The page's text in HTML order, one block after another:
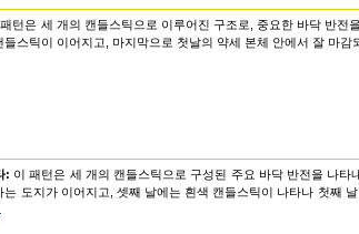
턴은 세 개의 캔들스틱으로 이루어진 구조로, 중요한 바닥 반전
스틱이 이어지고, 마지막으로 첫날의 약세 본체 안에서 잘 마감
: 이 패턴은 세 개의 캔들스틱으로 구성된 주요 바닥 반전을 나
는 도지가 이어지고, 셋째 날에는 흰색 캔들스틱이 나타나 첫째